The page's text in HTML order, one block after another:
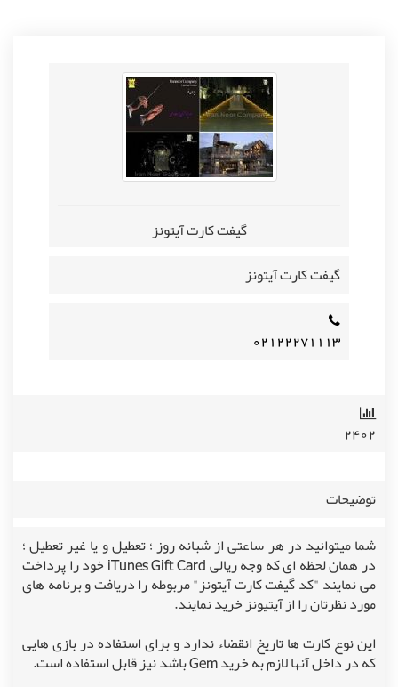
گیفت کارت آیتونز
گیفت کارت آیتونز
۰۲۱۲۲۲۷۱۱۱۳
۲۴۰۲
توضیحات
شما میتوانید در هر ساعتی از شبانه روز ؛ تعطیل و یا غیر تعطیل ؛
در همان لحظه ای که وجه ریالی iTunes Gift Card خود را پرداخت
می نمایند "کد گیفت کارت آیتونز" مربوطه را دریافت و برنامه های
مورد نظرتان را از آیتیونز خرید نمایند.
این نوع کارت ها تاریخ انقضاء ندارد و برای استفاده در بازی هایی
که در داخل آنها لازم به خرید Gem باشد نیز قابل استفاده است.